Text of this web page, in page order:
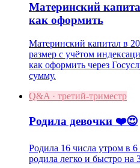
Материнский
как оформить
Материнский капитал в
размер с учётом
как оформить через
сумму.
Q&A · третий-триместр
Родила девочки ❤️😍
Родила 16 числа утром в 6
родила легко и быстро на